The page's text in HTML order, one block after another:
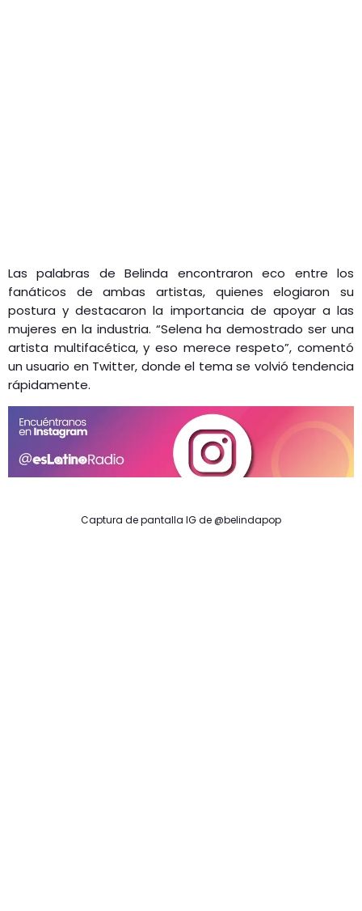
Las palabras de Belinda encontraron eco entre los
fanáticos de ambas artistas, quienes elogiaron su
postura y destacaron la importancia de apoyar a las
mujeres en la industria. “Selena ha demostrado ser una
artista multifacética, y eso merece respeto”, comentó
un usuario en Twitter, donde el tema se volvió tendencia
rápidamente​.
Captura de pantalla IG de @belindapop